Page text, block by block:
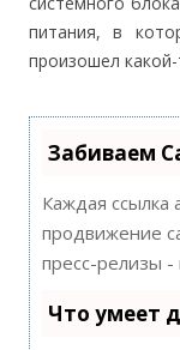
питания, в
произошел
Забиваем
Каждая ссылка
продвижение
пресс-релизы -
Что умеет